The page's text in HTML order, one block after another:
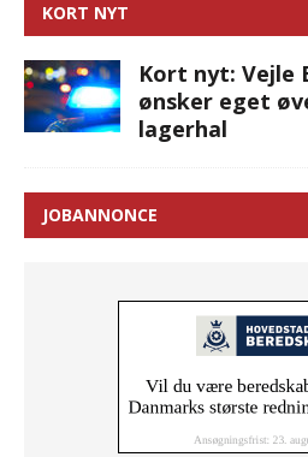
KORT NYT
Kort nyt: Vejle
ønsker eget
lagerhal
JOBANNONCE